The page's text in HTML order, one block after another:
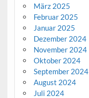
März 2025
Februar 2025
Januar 2025
Dezember 2024
November 2024
Oktober 2024
September 2024
August 2024
Juli 2024